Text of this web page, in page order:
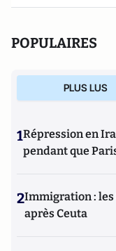
POPULAIRES
PLUS LUS
1Répression en
pendant que
2Immigration :
après Ceuta